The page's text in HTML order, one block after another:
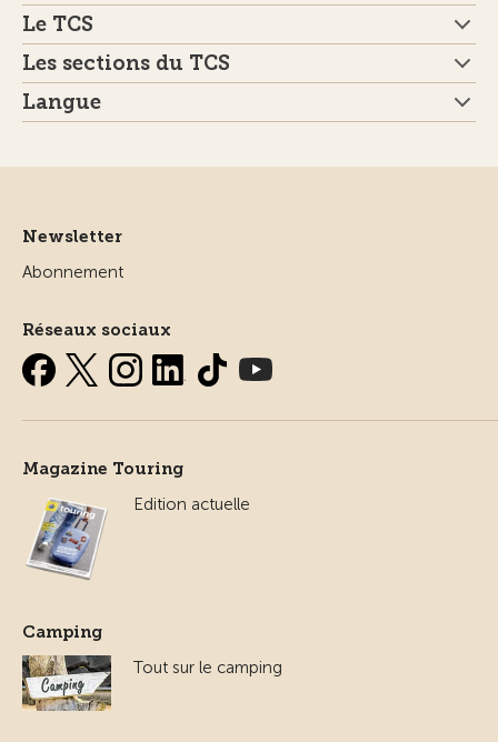
Le TCS
Les sections du TCS
Langue
Newsletter
Abonnement
Réseaux sociaux
Magazine Touring
Edition actuelle
Camping
Tout sur le camping